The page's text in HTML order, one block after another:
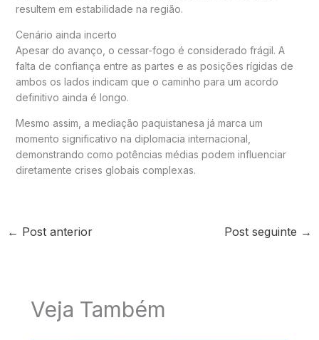
resultem em estabilidade na região.
Cenário ainda incerto
Apesar do avanço, o cessar-fogo é considerado frágil. A
falta de confiança entre as partes e as posições rígidas de
ambos os lados indicam que o caminho para um acordo
definitivo ainda é longo.
Mesmo assim, a mediação paquistanesa já marca um
momento significativo na diplomacia internacional,
demonstrando como potências médias podem influenciar
diretamente crises globais complexas.
← Post anterior Post seguinte →
Veja Também